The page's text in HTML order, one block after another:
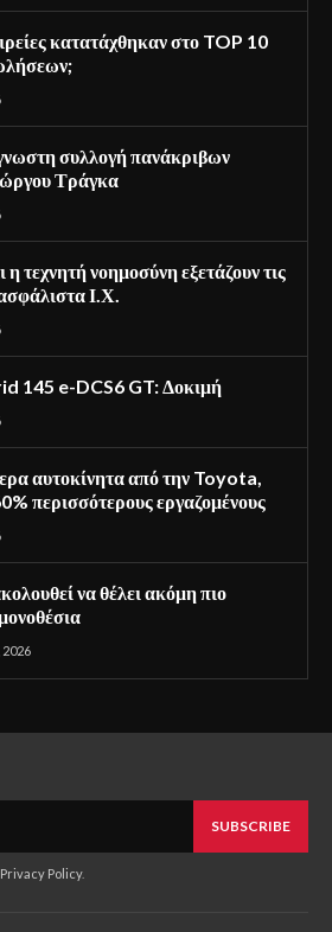
κατατάχθηκαν στο TOP 10
συλλογή πανάκριβων
Τράγκα
τεχνητή νοημοσύνη εξετάζουν τις
Ι.Χ.
145 e-DCS6 GT: Δοκιμή
αυτοκίνητα από την Toyota,
περισσότερους εργαζομένους
να θέλει ακόμη πιο
SUBSCRIBE
Privacy Policy.